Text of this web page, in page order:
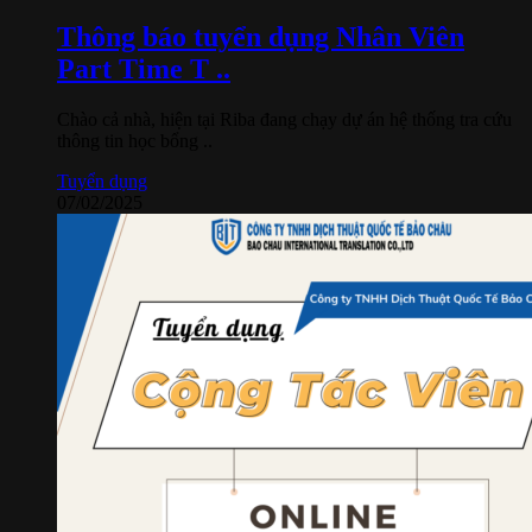
Thông báo tuyển dụng Nhân Viên
Part Time T ..
Tuyển dụng